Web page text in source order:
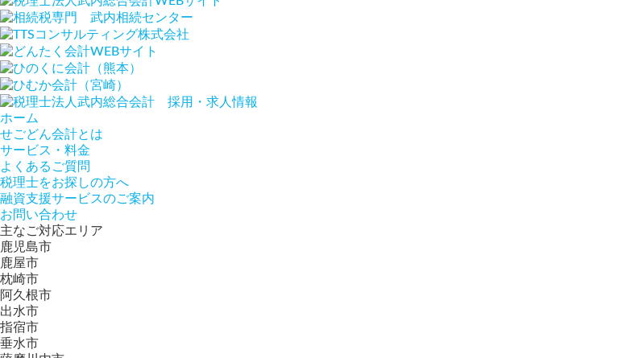
ホーム
せごどん会計とは
サービス・料金
よくあるご質問
税理士をお探しの方へ
融資支援サービスのご案内
お問い合わせ
主なご対応エリア
鹿児島市
鹿屋市
枕崎市
阿久根市
出水市
指宿市
垂水市